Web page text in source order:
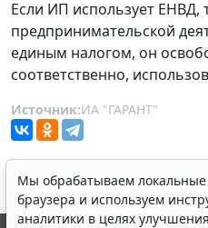
Если ИП использует ЕНВД,
предпринимательской
единым налогом, он
соответственно,
Источник:ИА "ГАРАНТ"
Мы обрабатываем
браузера и используем
аналитики в целях